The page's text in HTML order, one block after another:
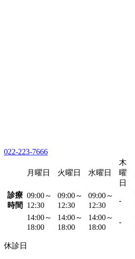
022-223-7666
月曜日 火曜日 水曜日
木
曜
日
診療
時間
09:00～
12:30
09:00～
12:30
09:00～
12:30
-
14:00～
18:00
14:00～
18:00
14:00～
18:00
-
休診日